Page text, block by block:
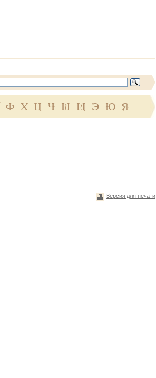
Ф Х Ц Ч Ш Щ Э Ю Я
Версия для печати